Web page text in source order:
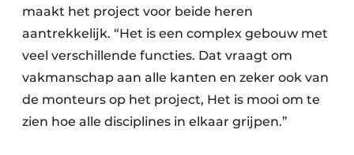
maakt het project voor beide heren
aantrekkelijk. “Het is een complex gebouw met
veel verschillende functies. Dat vraagt om
vakmanschap aan alle kanten en zeker ook van
de monteurs op het project, Het is mooi om te
zien hoe alle disciplines in elkaar grijpen.”